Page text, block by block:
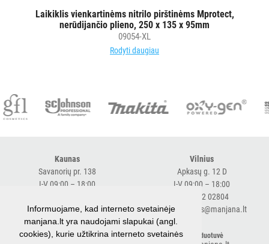
Laikiklis vienkartinėms nitrilo pirštinėms Mprotect,
nerūdijančio plieno, 250 x 135 x 95mm
09054-XL
Rodyti daugiau
Kaunas
Savanorių pr. 138
I-V 09:00 – 18:00
expresskaunas@manjana.lt
Vilnius
Apkasų g. 12 D
I-V 09:00 – 18:00
+370 682 02804
expressvilnius@manjana.lt
Klaipėda El. parduotuvė
Informuojame, kad interneto svetainėje
manjana.lt yra naudojami slapukai (angl.
cookies), kurie užtikrina interneto svetainės